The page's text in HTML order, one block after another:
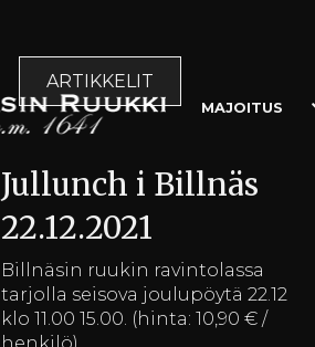
MAJOITUS
ARTIKKELIT
Jullunch i Billnäs
22.12.2021
Billnäsin ruukin ravintolassa
tarjolla seisova joulupöytä 22.12
klo 11.00 15.00. (hinta: 10,90 € /